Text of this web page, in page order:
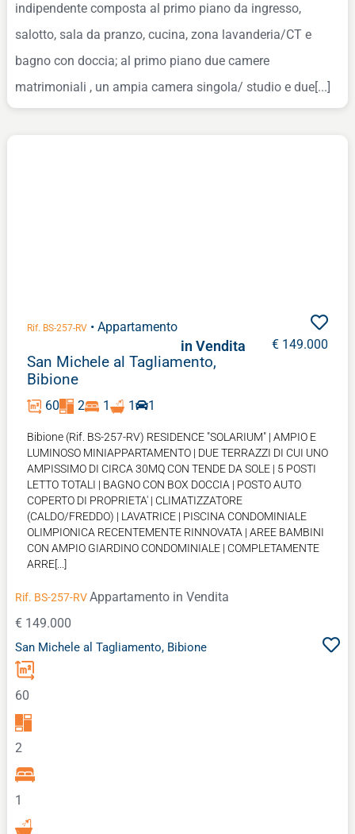
indipendente composta al primo piano da ingresso,
salotto, sala da pranzo, cucina, zona lavanderia/CT e
bagno con doccia; al primo piano due camere
matrimoniali , un ampia camera singola/ studio e due[...]
Rif. BS-257-RV • Appartamento
in Vendita
San Michele al Tagliamento,
Bibione
60 2 1 1 1
€ 149.000
Bibione (Rif. BS-257-RV) RESIDENCE "SOLARIUM" | AMPIO E
LUMINOSO MINIAPPARTAMENTO | DUE TERRAZZI DI CUI UNO
AMPISSIMO DI CIRCA 30MQ CON TENDE DA SOLE | 5 POSTI
LETTO TOTALI | BAGNO CON BOX DOCCIA | POSTO AUTO
COPERTO DI PROPRIETA' | CLIMATIZZATORE
(CALDO/FREDDO) | LAVATRICE | PISCINA CONDOMINIALE
OLIMPIONICA RECENTEMENTE RINNOVATA | AREE BAMBINI
CON AMPIO GIARDINO CONDOMINIALE | COMPLETAMENTE
ARRE[...]
Rif. BS-257-RVAppartamento in Vendita
€ 149.000
San Michele al Tagliamento, Bibione
60
2
1